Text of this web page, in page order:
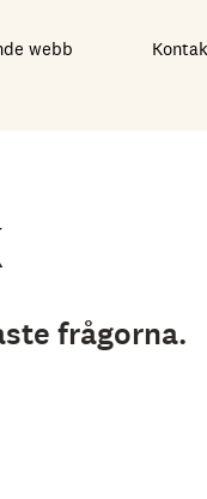
webb
frågorna.